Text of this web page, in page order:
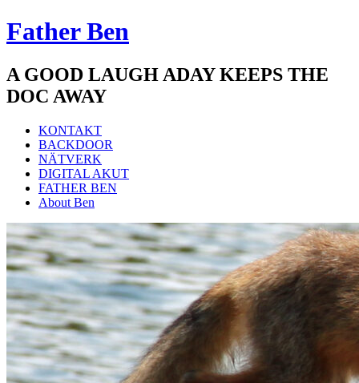
Father Ben
A GOOD LAUGH ADAY KEEPS THE
DOC AWAY
Meny
Hoppa
innehåll
KONTAKT
BACKDOOR
NÄTVERK
DIGITAL AKUT
FATHER BEN
About Ben